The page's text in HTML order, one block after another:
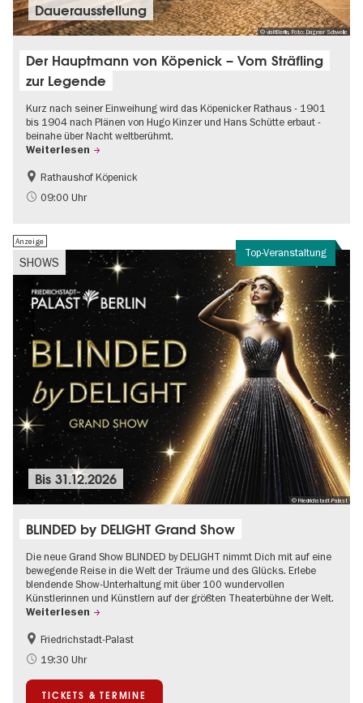
© visitBerlin, Foto: Dagmar Schwelle
Dauer­aus­stel­lung
Der Hauptmann von Köpenick – Vom Sträfling
zur Legende
Kurz nach seiner Einweihung wird das Köpenicker Rathaus - 1901
bis 1904 nach Plänen von Hugo Kinzer und Hans Schütte erbaut -
beinahe über Nacht weltberühmt.
Weiterlesen
Geschichte
Going local Berlin
Rathaushof Köpenick
09:00 Uhr
Top-Veranstaltung
SHOWS
Anzeige
© Friedrichstadt-Palast
Bis31.12.2026
BLINDED by DELIGHT Grand Show
Die neue Grand Show BLINDED by DELIGHT nimmt Dich mit auf eine
bewegende Reise in die Welt der Träume und des Glücks. Erlebe
blendende Show-Unterhaltung mit über 100 wundervollen
Künstlerinnen und Künstlern auf der größten Theaterbühne der Welt.
Weiterlesen
Barrierefrei
International
Friedrichstadt-Palast
19:30 Uhr
TICKETS & TERMINE